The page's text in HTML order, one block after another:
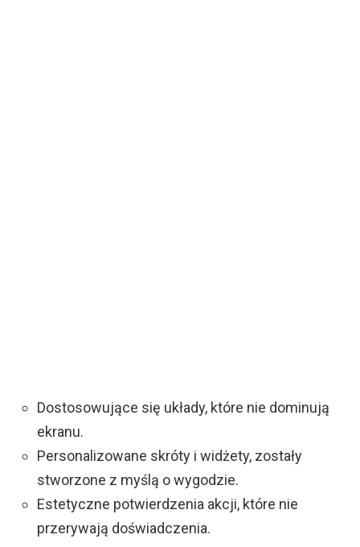
Dostosowujące się układy, które nie dominują
ekranu.
Personalizowane skróty i widżety, zostały
stworzone z myślą o wygodzie.
Estetyczne potwierdzenia akcji, które nie
przerywają doświadczenia.